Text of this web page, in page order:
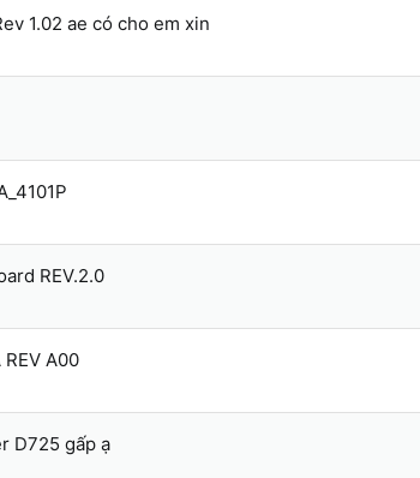
1.02 ae có cho em xin
REV.2.0
A00
D725 gấp ạ